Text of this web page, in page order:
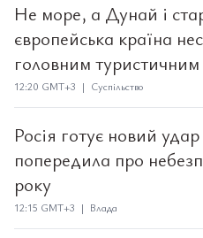
Не море, а Дунай і
європейська країна
головним
12:20 GMT+3 | Суспільство
Росія готує новий
попередила про
року
12:15 GMT+3 | Влада